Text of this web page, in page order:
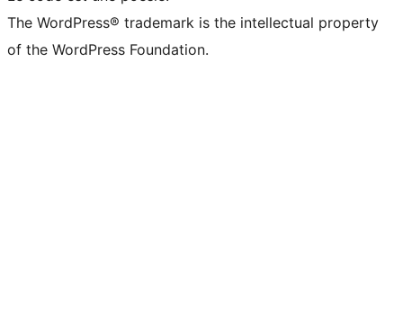
The WordPress® trademark is the intellectual property
of the WordPress Foundation.